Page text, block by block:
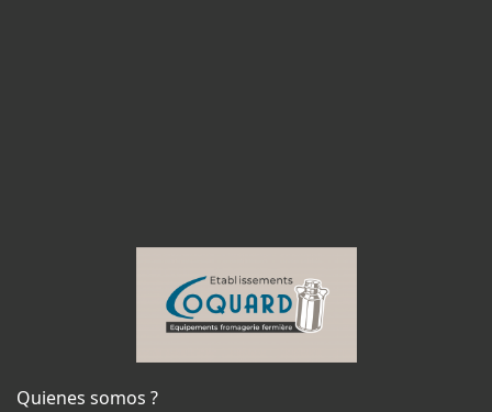
Quienes somos ?